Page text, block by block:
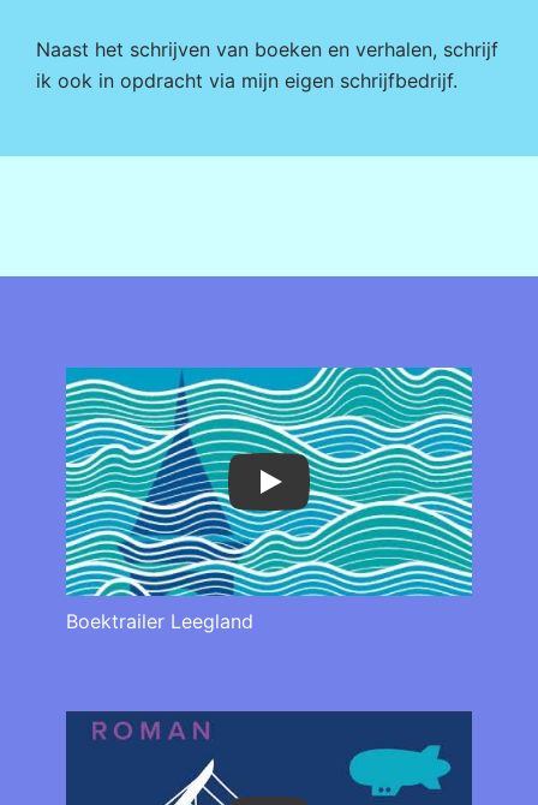
Naast het schrijven van boeken en verhalen, schrijf
ik ook in opdracht via mijn eigen schrijfbedrijf.
Play
Boektrailer Leegland